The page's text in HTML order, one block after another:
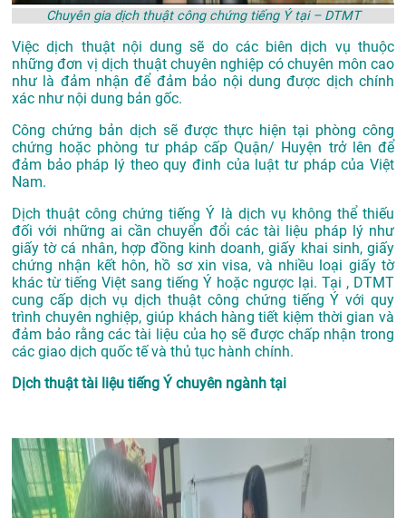
Chuyên gia dịch thuật công chứng tiếng Ý tại – DTMT
Việc dịch thuật nội dung sẽ do các biên dịch vụ thuộc
những đơn vị dịch thuật chuyên nghiệp có chuyên môn cao
như là đảm nhận để đảm bảo nội dung được dịch chính
xác như nội dung bản gốc.
Công chứng bản dịch sẽ được thực hiện tại phòng công
chứng hoặc phòng tư pháp cấp Quận/ Huyện trở lên để
đảm bảo pháp lý theo quy đinh của luật tư pháp của Việt
Nam.
Dịch thuật công chứng tiếng Ý là dịch vụ không thể thiếu
đối với những ai cần chuyển đổi các tài liệu pháp lý như
giấy tờ cá nhân, hợp đồng kinh doanh, giấy khai sinh, giấy
chứng nhận kết hôn, hồ sơ xin visa, và nhiều loại giấy tờ
khác từ tiếng Việt sang tiếng Ý hoặc ngược lại. Tại , DTMT
cung cấp dịch vụ dịch thuật công chứng tiếng Ý với quy
trình chuyên nghiệp, giúp khách hàng tiết kiệm thời gian và
đảm bảo rằng các tài liệu của họ sẽ được chấp nhận trong
các giao dịch quốc tế và thủ tục hành chính.
Dịch thuật tài liệu tiếng Ý chuyên ngành tại